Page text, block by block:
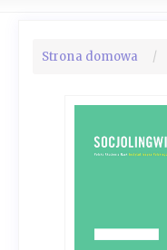
boczny
Strona domowa